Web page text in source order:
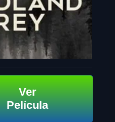
Ver
Película